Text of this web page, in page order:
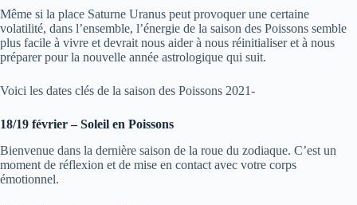
Même si la place Saturne Uranus peut provoquer une certaine
volatilité, dans l’ensemble, l’énergie de la saison des Poissons semble
plus facile à vivre et devrait nous aider à nous réinitialiser et à nous
préparer pour la nouvelle année astrologique qui suit.
Voici les dates clés de la saison des Poissons 2021-
18/19 février – Soleil en Poissons
Bienvenue dans la dernière saison de la roue du zodiaque. C’est un
moment de réflexion et de mise en contact avec votre corps
émotionnel.